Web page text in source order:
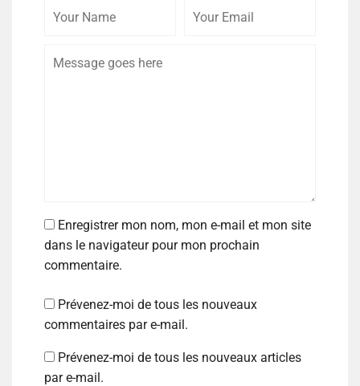
Enregistrer mon nom, mon e-mail et mon site
dans le navigateur pour mon prochain
commentaire.
Prévenez-moi de tous les nouveaux
commentaires par e-mail.
Prévenez-moi de tous les nouveaux articles
par e-mail.